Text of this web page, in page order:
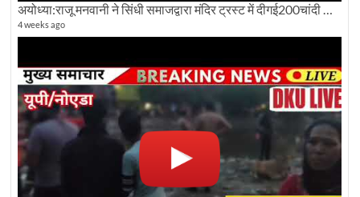
अयोध्या:राजू मनवानी ने सिंधी समाजद्वारा मंदिर ट्रस्ट में दीगई200चांदी की ईंटों पर सवाल का किया विरोध
4 weeks ago